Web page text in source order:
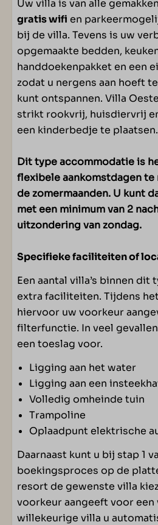
Uw villa is van alle
gratis wifi en
bij de villa. Tevens is uw
opgemaakte bedden,
handdoekenpakket en een
zodat u nergens aan hoeft
kunt ontspannen. Villa
strikt rookvrij, huisdiervrij
een kinderbedje te plaatsen.
Dit type accommodatie is
flexibele aankomstdagen te
de zomermaanden. U kunt
met een minimum van 2
uitzondering van zondag.
Specifieke faciliteiten of
Een aantal villa’s binnen
extra faciliteiten. Tijdens
hiervoor uw voorkeur
filterfunctie. In veel
een toeslag voor.
Ligging aan het water
Ligging aan een
Volledig omheinde tuin
Trampoline
Oplaadpunt elektrische
Daarnaast kunt u bij stap 1
boekingsproces op de
resort de gewenste villa
voorkeur aangeeft voor
willekeurige villa u